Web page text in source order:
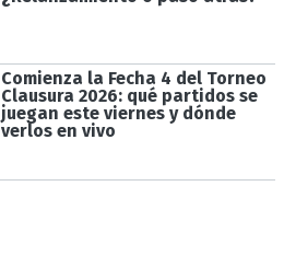
Comienza la Fecha 4 del Torneo
Clausura 2026: qué partidos se
juegan este viernes y dónde
verlos en vivo